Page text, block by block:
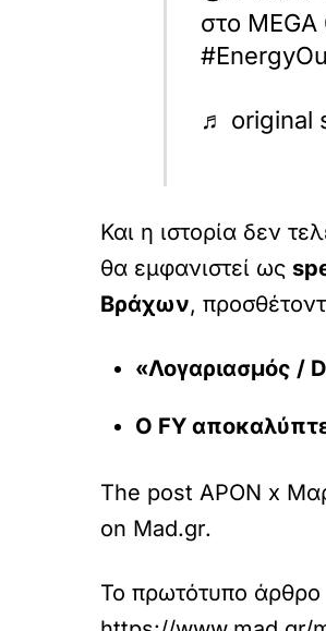
στο
♬ original
Και η ιστορία δεν
θα εμφανιστεί ως
Βράχων,
«Λογαριασμός /
Ο FY
The post APON x
on Mad.gr.
Το πρωτότυπο άρθρο